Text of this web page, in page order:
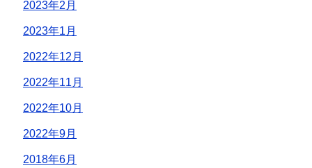
2023年2月
2023年1月
2022年12月
2022年11月
2022年10月
2022年9月
2018年6月